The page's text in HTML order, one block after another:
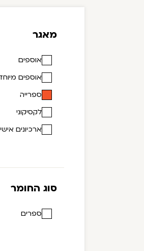
מאגר
אוספים
אוספים
ספרייה
לקסיקוני
ארכיונים
סוג החומר
ספרים